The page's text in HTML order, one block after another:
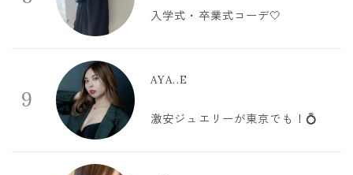
入学式・卒業式コーデ🤍
9
AYA..E
激安ジュエリーが東京でも！💍